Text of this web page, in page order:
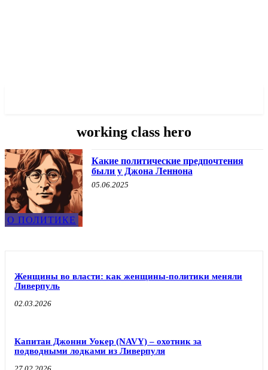
working class hero
О ПОЛИТИКЕ
Какие политические предпочтения
были у Джона Леннона
05.06.2025
Женщины во власти: как женщины-политики меняли
Ливерпуль
02.03.2026
Капитан Джонни Уокер (NAVY) – охотник за
подводными лодками из Ливерпуля